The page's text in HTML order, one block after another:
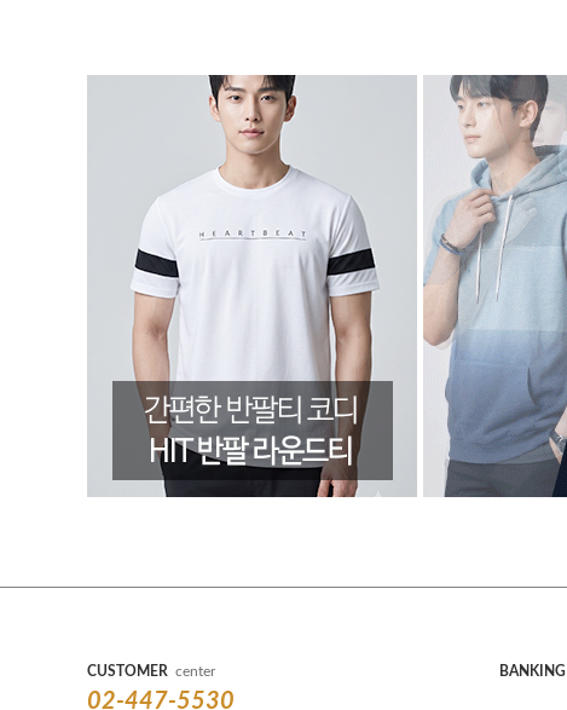
CUSTOMER center
02-447-5530
BANKING